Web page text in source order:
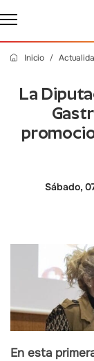
Inicio
La
Sábado,
En esta